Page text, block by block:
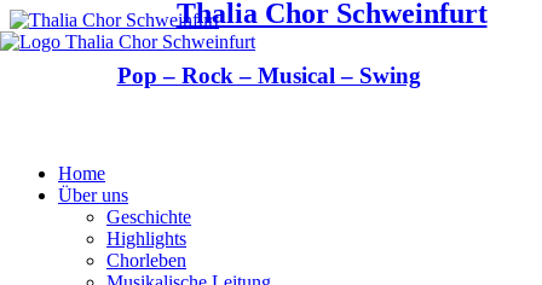
Thalia Chor Schweinfurt
Pop – Rock – Musical – Swing
Home
Über uns
Geschichte
Highlights
Chorleben